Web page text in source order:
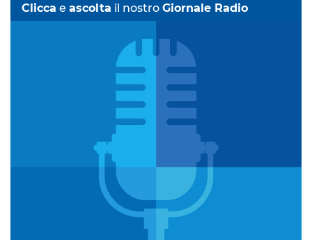
Clicca e ascolta il nostro Giornale Radio